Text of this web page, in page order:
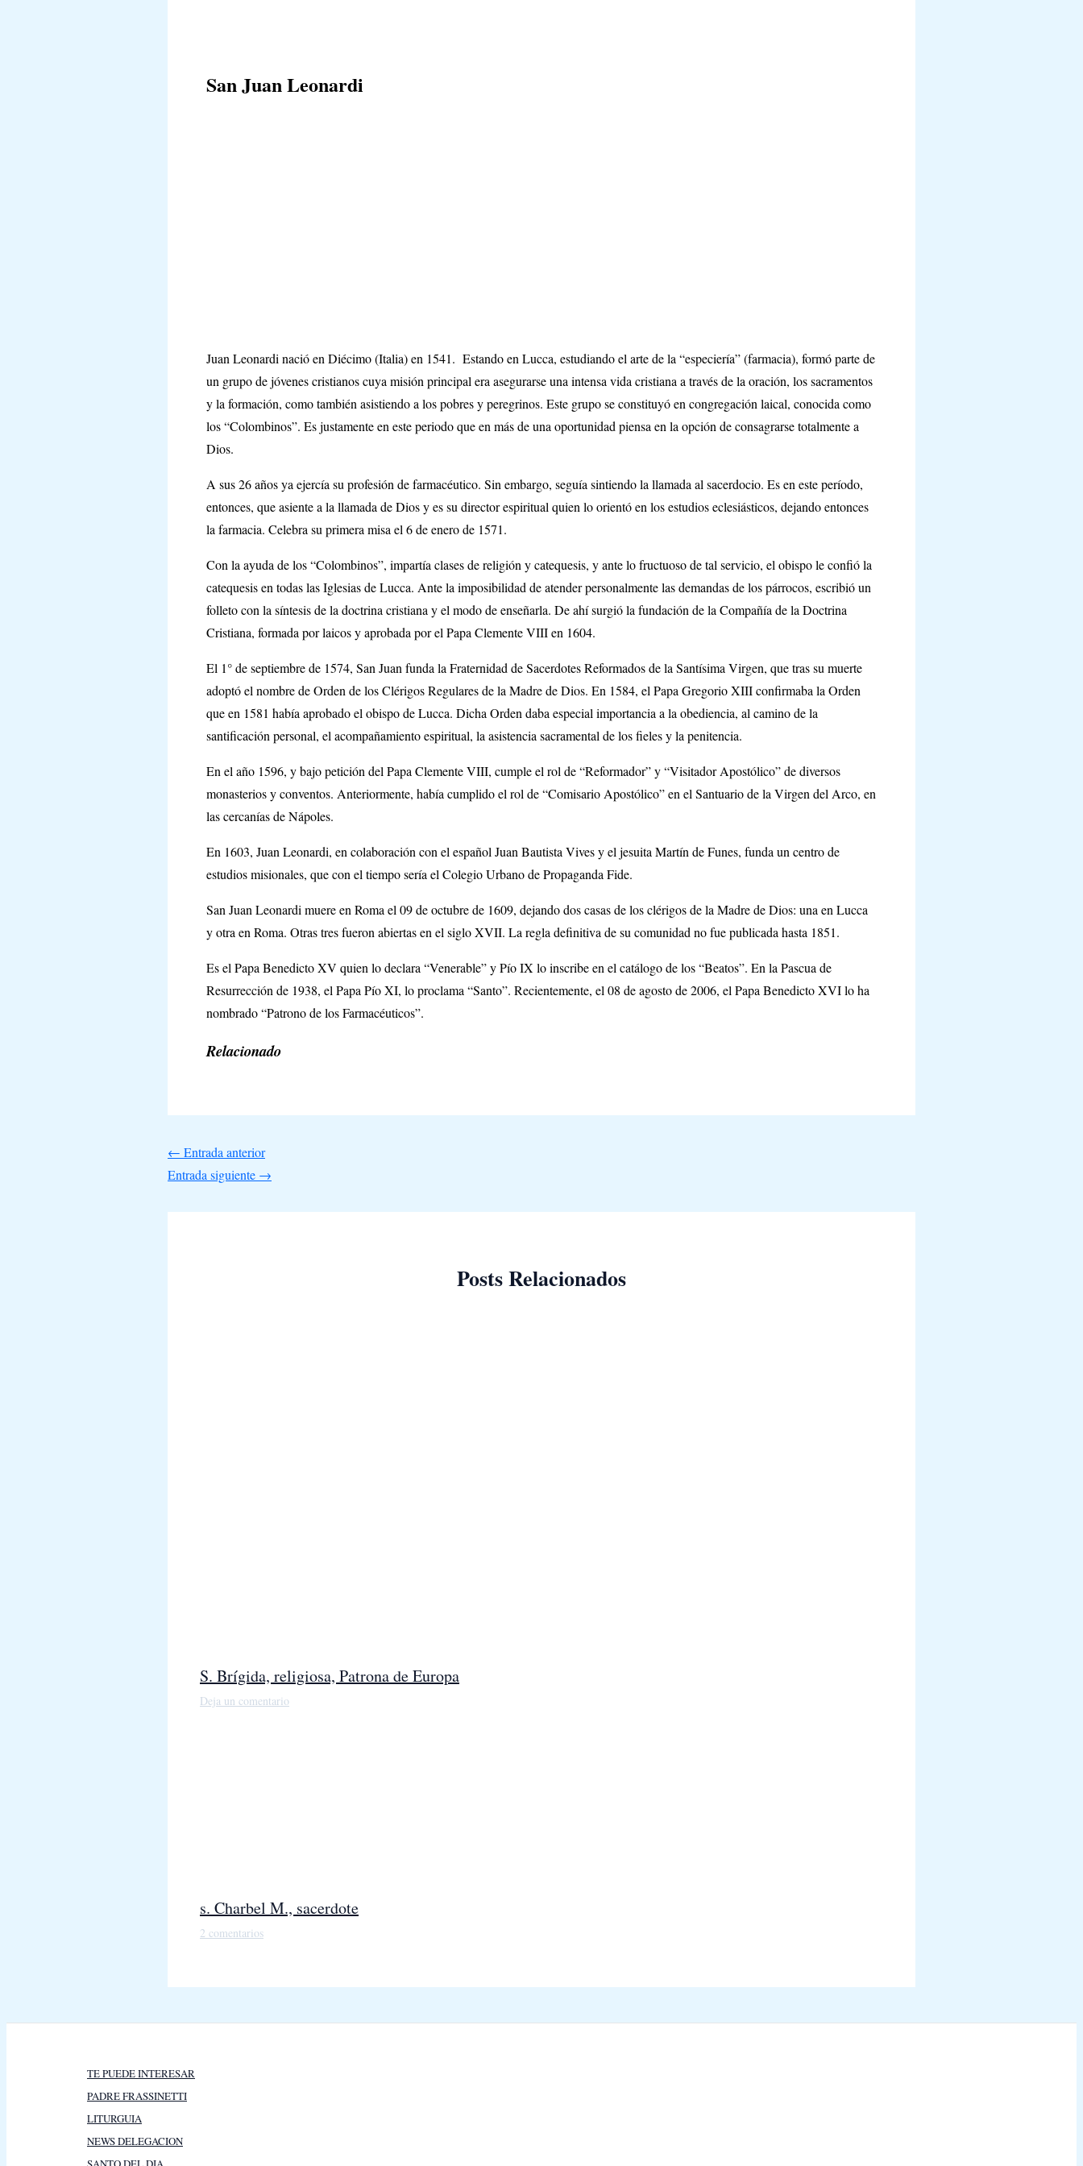
San Juan Leonardi
Juan Leonardi nació en Diécimo (Italia) en 1541. Estando en Lucca, estudiando el arte de la “especiería” (farmacia), formó parte de
un grupo de jóvenes cristianos cuya misión principal era asegurarse una intensa vida cristiana a través de la oración, los sacramentos
y la formación, como también asistiendo a los pobres y peregrinos. Este grupo se constituyó en congregación laical, conocida como
los “Colombinos”. Es justamente en este periodo que en más de una oportunidad piensa en la opción de consagrarse totalmente a
Dios.
A sus 26 años ya ejercía su profesión de farmacéutico. Sin embargo, seguía sintiendo la llamada al sacerdocio. Es en este período,
entonces, que asiente a la llamada de Dios y es su director espiritual quien lo orientó en los estudios eclesiásticos, dejando entonces
la farmacia. Celebra su primera misa el 6 de enero de 1571.
Con la ayuda de los “Colombinos”, impartía clases de religión y catequesis, y ante lo fructuoso de tal servicio, el obispo le confió la
catequesis en todas las Iglesias de Lucca. Ante la imposibilidad de atender personalmente las demandas de los párrocos, escribió un
folleto con la síntesis de la doctrina cristiana y el modo de enseñarla. De ahí surgió la fundación de la Compañía de la Doctrina
Cristiana, formada por laicos y aprobada por el Papa Clemente VIII en 1604.
El 1° de septiembre de 1574, San Juan funda la Fraternidad de Sacerdotes Reformados de la Santísima Virgen, que tras su muerte
adoptó el nombre de Orden de los Clérigos Regulares de la Madre de Dios. En 1584, el Papa Gregorio XIII confirmaba la Orden
que en 1581 había aprobado el obispo de Lucca. Dicha Orden daba especial importancia a la obediencia, al camino de la
santificación personal, el acompañamiento espiritual, la asistencia sacramental de los fieles y la penitencia.
En el año 1596, y bajo petición del Papa Clemente VIII, cumple el rol de “Reformador” y “Visitador Apostólico” de diversos
monasterios y conventos. Anteriormente, había cumplido el rol de “Comisario Apostólico” en el Santuario de la Virgen del Arco, en
las cercanías de Nápoles.
En 1603, Juan Leonardi, en colaboración con el español Juan Bautista Vives y el jesuita Martín de Funes, funda un centro de
estudios misionales, que con el tiempo sería el Colegio Urbano de Propaganda Fide.
San Juan Leonardi muere en Roma el 09 de octubre de 1609, dejando dos casas de los clérigos de la Madre de Dios: una en Lucca
y otra en Roma. Otras tres fueron abiertas en el siglo XVII. La regla definitiva de su comunidad no fue publicada hasta 1851.
Es el Papa Benedicto XV quien lo declara “Venerable” y Pío IX lo inscribe en el catálogo de los “Beatos”. En la Pascua de
Resurrección de 1938, el Papa Pío XI, lo proclama “Santo”. Recientemente, el 08 de agosto de 2006, el Papa Benedicto XVI lo ha
nombrado “Patrono de los Farmacéuticos”.
Relacionado
← Entrada anterior
Entrada siguiente →
Posts Relacionados
S. Brígida, religiosa, Patrona de Europa
Deja un comentario
s. Charbel M., sacerdote
2 comentarios
TE PUEDE INTERESAR
PADRE FRASSINETTI
LITURGUIA
NEWS DELEGACION